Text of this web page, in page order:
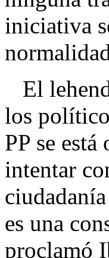
iniciativa
El
los
PP se
intentar
es una
proclamó